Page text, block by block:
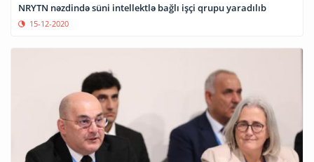
NRYTN nəzdində süni intellektlə bağlı işçi qrupu yaradılıb
15-12-2020